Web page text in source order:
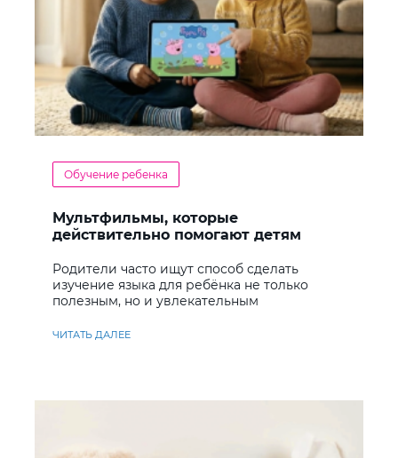
Обучение ребенка
Мультфильмы, которые
действительно помогают детям
Родители часто ищут способ сделать
изучение языка для ребёнка не только
полезным, но и увлекательным
ЧИТАТЬ ДАЛЕЕ